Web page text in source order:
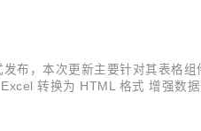
布，本次更新主要针对其表
转换为 HTML 格式 增强